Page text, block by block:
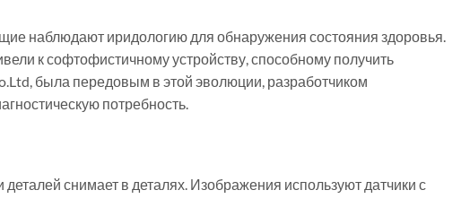
наблюдают иридологию для обнаружения состояния здоровья.
к софтофистичному устройству, способному получить
была передовым в этой эволюции, разработчиком
потребность.
снимает в деталях. Изображения используют датчики с